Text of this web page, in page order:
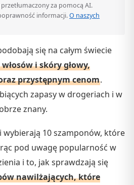
za pomocą AI.
informacji.O naszych
się na całym świecie
i skóry głowy,
przystępnym cenom.
zapasy w drogeriach i w
znany.
10 szamponów, które
pod uwagę popularność w
i to, jak sprawdzają się
nawilżających, które